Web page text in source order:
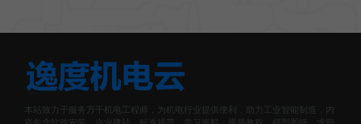
本站致力于服务万千机电工程师，为机电行业提供便利，助力工业智能制造，内